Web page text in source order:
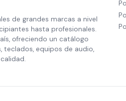
de grandes marcas a nivel
hasta profesionales.
ofreciendo un catálogo
teclados, equipos de audio,